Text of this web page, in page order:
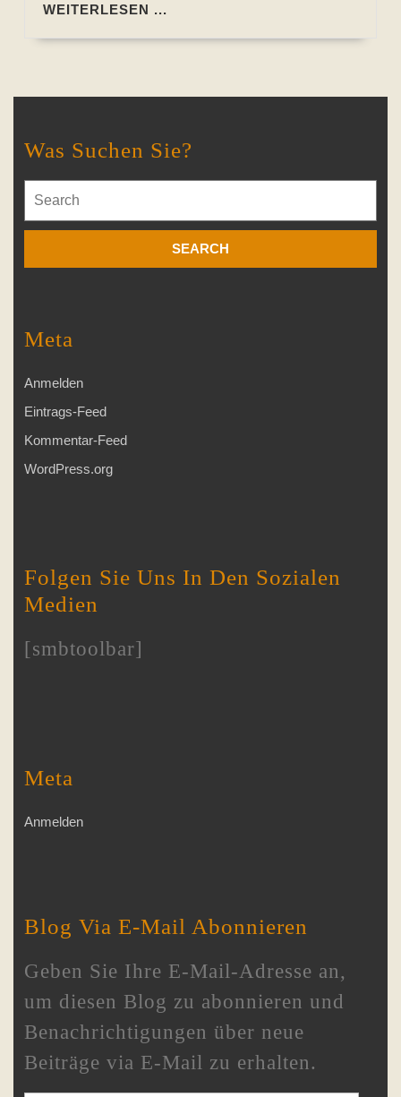
WEITERLESEN ...
Was Suchen Sie?
for:
Meta
Anmelden
Eintrags-Feed
Kommentar-Feed
WordPress.org
Folgen Sie Uns In Den Sozialen
Medien
[smbtoolbar]
Meta
Anmelden
Blog Via E-Mail Abonnieren
Geben Sie Ihre E-Mail-Adresse an,
um diesen Blog zu abonnieren und
Benachrichtigungen über neue
Beiträge via E-Mail zu erhalten.